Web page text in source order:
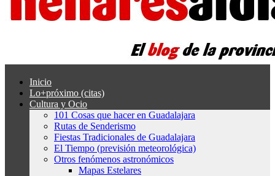
Inicio
Lo+próximo (citas)
Cultura y Ocio
101 Cosas que hacer en Guadalajara
Rutas de Senderismo
Fiestas Tradicionales de Guadalajara
El Tiempo (previsión meteorológica)
Otros fenómenos astronómicos
Mapas Estelares